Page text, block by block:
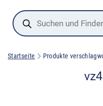
Products
search
Startseite Produkte